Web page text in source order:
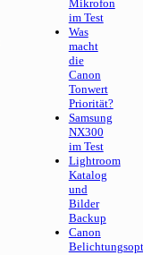
Mikrofon
im Test
Was
macht
die
Canon
Tonwert
Priorität?
Samsung
NX300
im Test
Lightroom
Katalog
und
Bilder
Backup
Canon